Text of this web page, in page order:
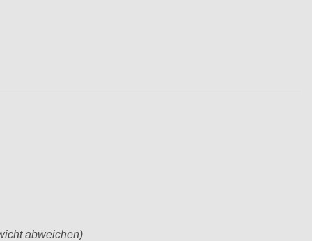
abweichen)